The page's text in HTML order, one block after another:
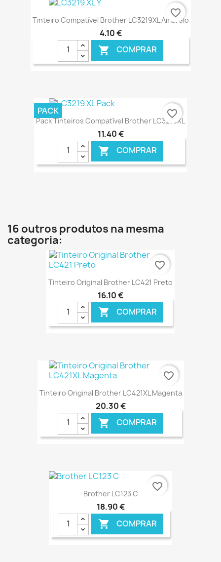
€ ONLINE
Tinteiro Compatível Brother LC3219XL Amarelo
4,10 €
 COMPRAR
€ ONLINE
favorite_border
Pack Tinteiros Compatível Brother LC3219XL
11,40 €
 COMPRAR
PACK favorite_border
16 outros produtos na mesma
categoria:
Tinteiro Original Brother LC421 Preto
16,10 €
 COMPRAR
favorite_border
Tinteiro Original Brother LC421XL Magenta
20,30 €
 COMPRAR
favorite_border
Brother LC123 C
18,90 €
 COMPRAR
favorite_border